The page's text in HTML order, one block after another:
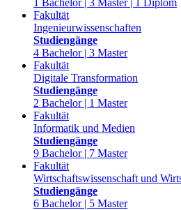
1 Bachelor | 3 Master | 1 Diplom
Fakultät
Ingenieurwissenschaften
Studiengänge
4 Bachelor | 3 Master
Fakultät
Digitale Transformation
Studiengänge
2 Bachelor | 1 Master
Fakultät
Informatik und Medien
Studiengänge
9 Bachelor | 7 Master
Fakultät
Wirtschaftswissenschaft und
Studiengänge
6 Bachelor | 5 Master